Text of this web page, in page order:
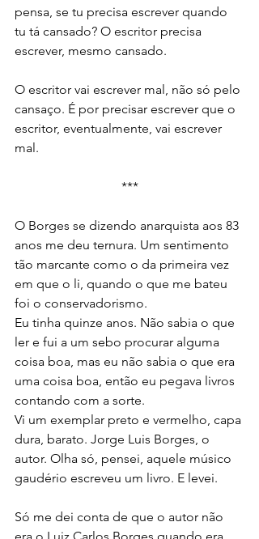
pensa, se tu precisa escrever quando
tu tá cansado? O escritor precisa
escrever, mesmo cansado.
O escritor vai escrever mal, não só pelo
cansaço. É por precisar escrever que o
escritor, eventualmente, vai escrever
mal.
***
O Borges se dizendo anarquista aos 83
anos me deu ternura. Um sentimento
tão marcante como o da primeira vez
em que o li, quando o que me bateu
foi o conservadorismo.
Eu tinha quinze anos. Não sabia o que
ler e fui a um sebo procurar alguma
coisa boa, mas eu não sabia o que era
uma coisa boa, então eu pegava livros
contando com a sorte.
Vi um exemplar preto e vermelho, capa
dura, barato. Jorge Luis Borges, o
autor. Olha só, pensei, aquele músico
gaudério escreveu um livro. E levei.
Só me dei conta de que o autor não
era o Luiz Carlos Borges quando era